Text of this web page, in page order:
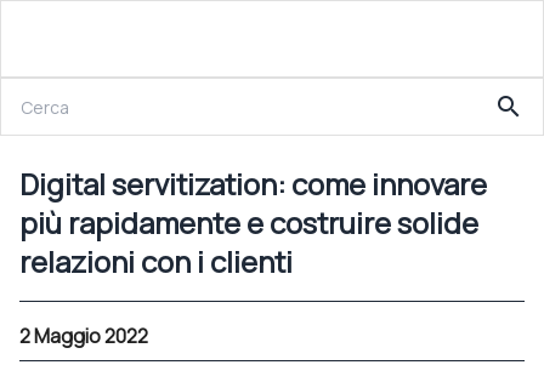
Digital servitization: come innovare più rapidamente e costruire solide relazioni con i clienti
search
Digital servitization: come innovare
più rapidamente e costruire solide
relazioni con i clienti
2 Maggio 2022